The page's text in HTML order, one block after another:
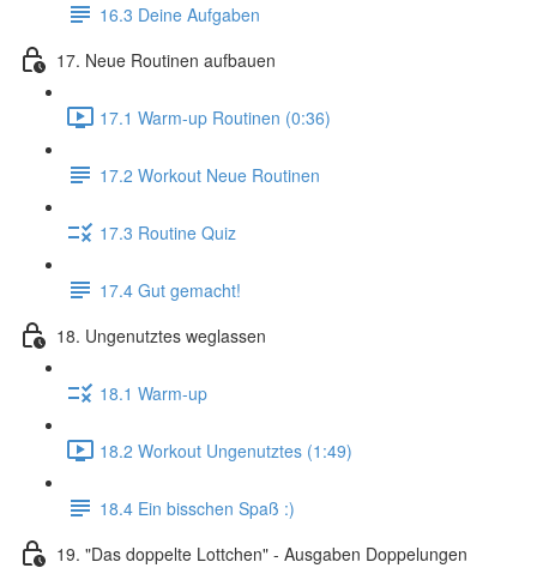
16.3 Deine Aufgaben
17. Neue Routinen aufbauen
17.1 Warm-up Routinen (0:36)
17.2 Workout Neue Routinen
17.3 Routine Quiz
17.4 Gut gemacht!
18. Ungenutztes weglassen
18.1 Warm-up
18.2 Workout Ungenutztes (1:49)
18.4 Ein bisschen Spaß :)
19. "Das doppelte Lottchen" - Ausgaben Doppelungen